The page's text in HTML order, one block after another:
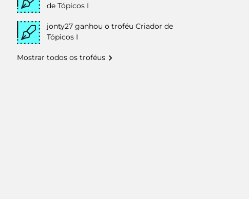
de Tópicos I
jonty27 ganhou o troféu Criador de
Tópicos I
Mostrar todos os troféus